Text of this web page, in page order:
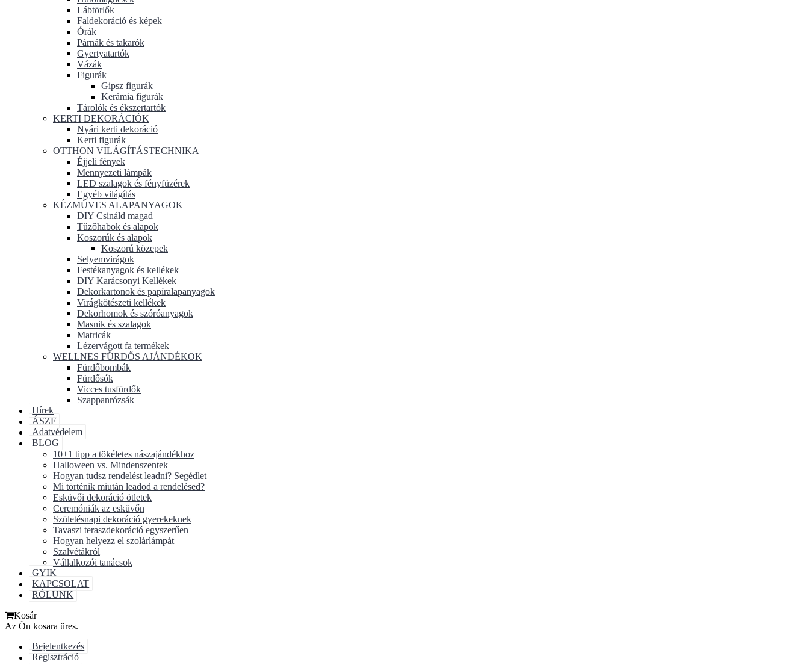
Lábtörlők
Faldekoráció és képek
Órák
Párnák és takarók
Gyertyatartók
Vázák
Figurák
Gipsz figurák
Kerámia figurák
Tárolók és ékszertartók
KERTI DEKORÁCIÓK
Nyári kerti dekoráció
Kerti figurák
OTTHON VILÁGÍTÁSTECHNIKA
Éjjeli fények
Mennyezeti lámpák
LED szalagok és fényfüzérek
Egyéb világítás
KÉZMŰVES ALAPANYAGOK
DIY Csináld magad
Tűzőhabok és alapok
Koszorúk és alapok
Koszorú közepek
Selyemvirágok
Festékanyagok és kellékek
DIY Karácsonyi Kellékek
Dekorkartonok és papíralapanyagok
Virágkötészeti kellékek
Dekorhomok és szóróanyagok
Masnik és szalagok
Matricák
Lézervágott fa termékek
WELLNES FÜRDŐS AJÁNDÉKOK
Fürdőbombák
Fürdősók
Vicces tusfürdők
Szappanrózsák
Hírek
ÁSZF
Adatvédelem
BLOG
10+1 tipp a tökéletes nászajándékhoz
Halloween vs. Mindenszentek
Hogyan tudsz rendelést leadni? Segédlet
Mi történik miután leadod a rendelésed?
Esküvői dekoráció ötletek
Ceremóniák az esküvőn
Születésnapi dekoráció gyerekeknek
Tavaszi teraszdekoráció egyszerűen
Hogyan helyezz el szolárlámpát
Szalvétákról
Vállalkozói tanácsok
GYIK
KAPCSOLAT
RÓLUNK
Kosár
Az Ön kosara üres.
Bejelentkezés
Regisztráció